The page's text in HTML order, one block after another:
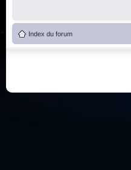
Index du forum